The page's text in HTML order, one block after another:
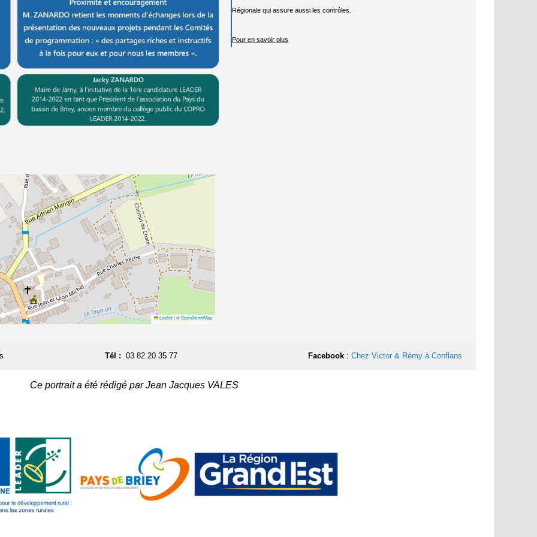
Leaflet|©OpenStreetMap
Régionale qui assure aussi les contrôles.
Pour en savoir plus
Tél : 03 82 20 35 77 Facebook :Chez Victor & Rémy à Conflans
Ce portrait a été rédigé par Jean Jacques VALES